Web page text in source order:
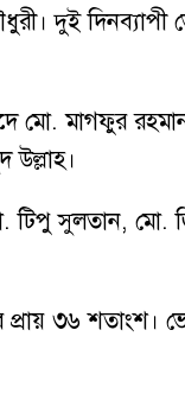
দুই
মো. মাগফুর
সুলতান, মো.
প্রায় ৩৬ শতাংশ।